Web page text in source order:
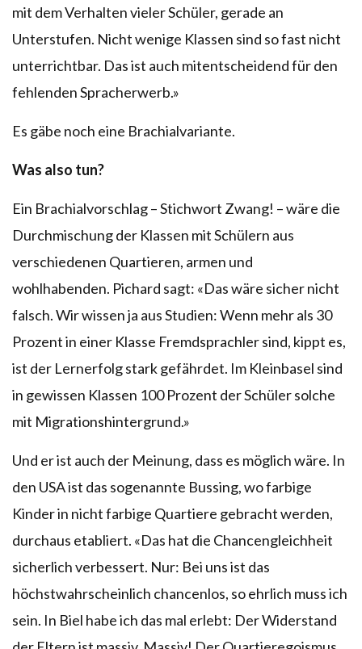
mit dem Verhalten vieler Schüler, gerade an
Unterstufen. Nicht wenige Klassen sind so fast nicht
unterrichtbar. Das ist auch mitentscheidend für den
fehlenden Spracherwerb.»
Es gäbe noch eine Brachialvariante.
Was also tun?
Ein Brachialvorschlag – Stichwort Zwang! – wäre die
Durchmischung der Klassen mit Schülern aus
verschiedenen Quartieren, armen und
wohlhabenden. Pichard sagt: «Das wäre sicher nicht
falsch. Wir wissen ja aus Studien: Wenn mehr als 30
Prozent in einer Klasse Fremdsprachler sind, kippt es,
ist der Lernerfolg stark gefährdet. Im Kleinbasel sind
in gewissen Klassen 100 Prozent der Schüler solche
mit Migrationshintergrund.»
Und er ist auch der Meinung, dass es möglich wäre. In
den USA ist das sogenannte Bussing, wo farbige
Kinder in nicht farbige Quartiere gebracht werden,
durchaus etabliert. «Das hat die Chancengleichheit
sicherlich verbessert. Nur: Bei uns ist das
höchstwahrscheinlich chancenlos, so ehrlich muss ich
sein. In Biel habe ich das mal erlebt: Der Widerstand